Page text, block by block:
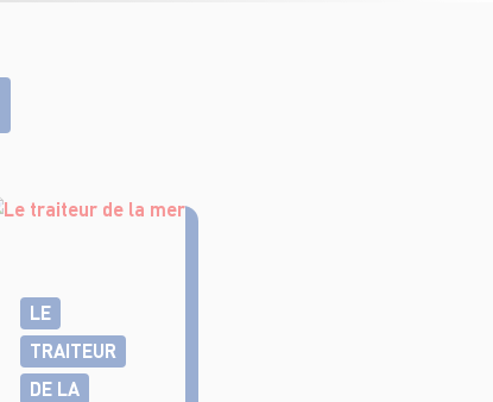
LE
TRAITEUR
DE LA